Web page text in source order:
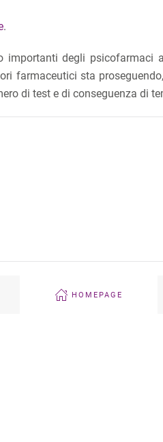
.
importanti degli psicofarmaci
farmaceutici sta
di test e di conseguenza di
HOMEPAGE